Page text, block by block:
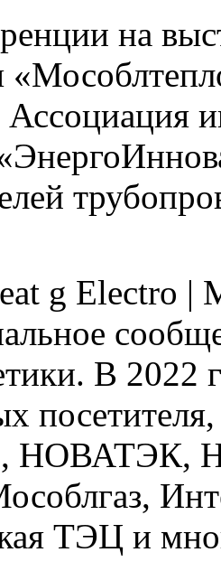
на
Ассоциация
g Electro |
В 2022
НОВАТЭК,
ТЭЦ и